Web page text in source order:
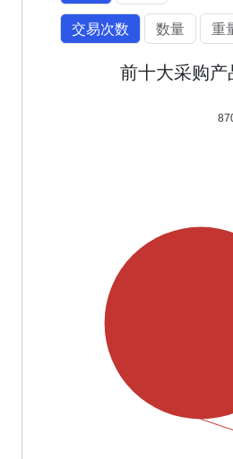
交易次数
数量 重
前十大采购产